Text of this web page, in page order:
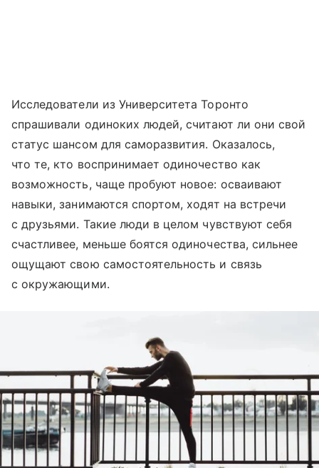
Исследователи из Университета Торонто
спрашивали одиноких людей, считают ли они свой
статус шансом для саморазвития. Оказалось,
что те, кто воспринимает одиночество как
возможность, чаще пробуют новое: осваивают
навыки, занимаются спортом, ходят на встречи
с друзьями. Такие люди в целом чувствуют себя
счастливее, меньше боятся одиночества, сильнее
ощущают свою самостоятельность и связь
с окружающими.